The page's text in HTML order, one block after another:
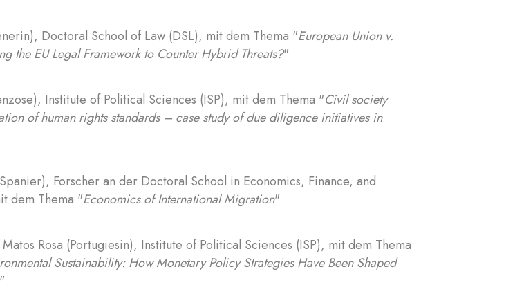
Doctoral School of Law (DSL), mit dem Thema "European Union v.
the EU Legal Framework to Counter Hybrid Threats?"
Institute of Political Sciences (ISP), mit dem Thema "Civil society
of human rights standards – case study of due diligence initiatives in
Forscher an der Doctoral School in Economics, Finance, and
dem Thema "Economics of International Migration"
Rosa (Portugiesin), Institute of Political Sciences (ISP), mit dem Thema
Sustainability: How Monetary Policy Strategies Have Been Shaped
"